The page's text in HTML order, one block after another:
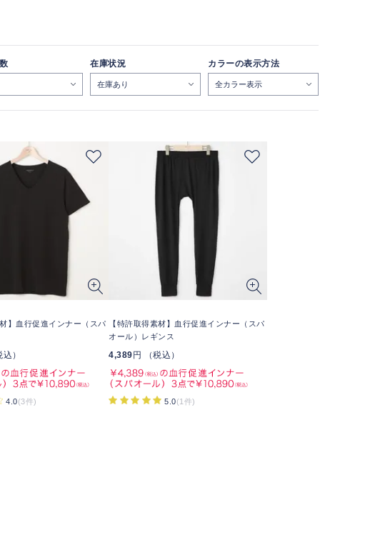
在庫状況 カラーの表示方法
】血行促進インナー（スパ
）
4.0(3件)
【特許取得素材】血行促進インナー（スパ
オール）レギンス
4,389 円 （税込）
5.0(1件)